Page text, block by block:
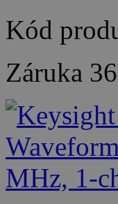
Kód
Záruka